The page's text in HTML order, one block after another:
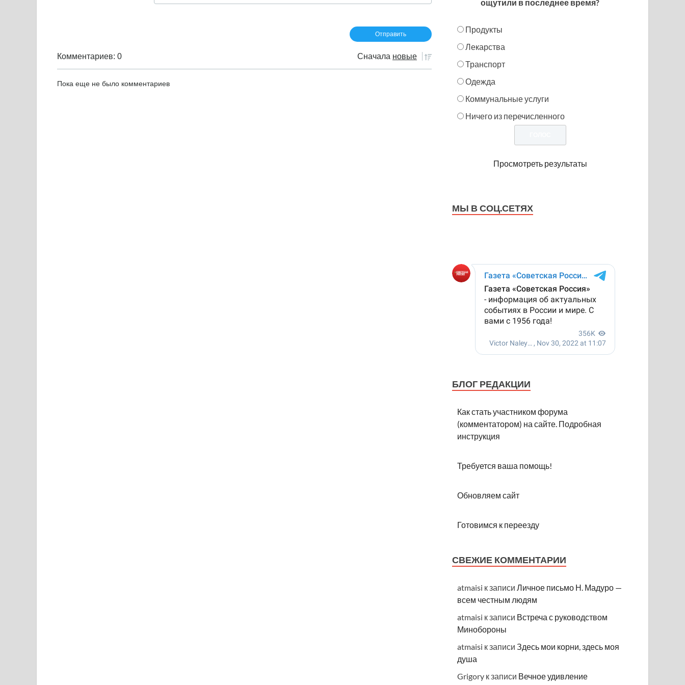
Комментариев: 0 Сначала новые
Пока еще не было комментариев
ощутили в последнее время?
Продукты
Лекарства
Транспорт
Одежда
Коммунальные услуги
Ничего из перечисленного
Просмотреть результаты
МЫ В СОЦ.СЕТЯХ
БЛОГ РЕДАКЦИИ
Как стать участником форума
(комментатором) на сайте. Подробная
инструкция
Требуется ваша помощь!
Обновляем сайт
Готовимся к переезду
СВЕЖИЕ КОММЕНТАРИИ
atmaisi к записи Личное письмо Н. Мадуро —
всем честным людям
atmaisi к записи Встреча с руководством
Минобороны
atmaisi к записи Здесь мои корни, здесь моя
душа
Grigory к записи Вечное удивление